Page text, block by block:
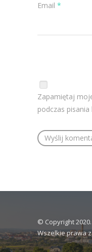
Email *
Zapamiętaj
podczas
© Copyright 2020.
Wszelkie prawa